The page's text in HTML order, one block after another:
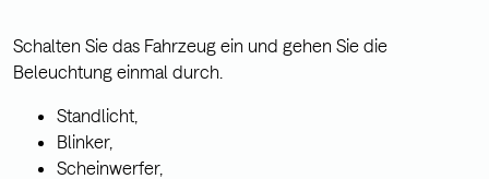
Schalten Sie das Fahrzeug ein und gehen Sie die
Beleuchtung einmal durch.
Standlicht,
Blinker,
Scheinwerfer,